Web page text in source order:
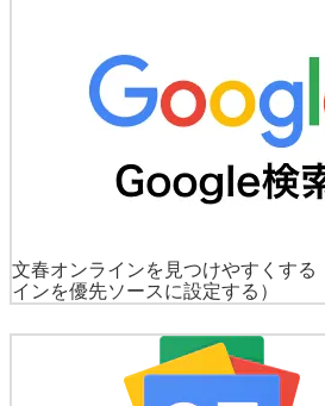
文春オンラインを見つけやすくする
インを優先ソースに設定する）